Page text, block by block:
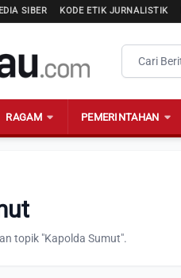
SIBER KODE ETIK JURNALISTIK
RAGAM PEMERINTAHAN
topik "Kapolda Sumut".